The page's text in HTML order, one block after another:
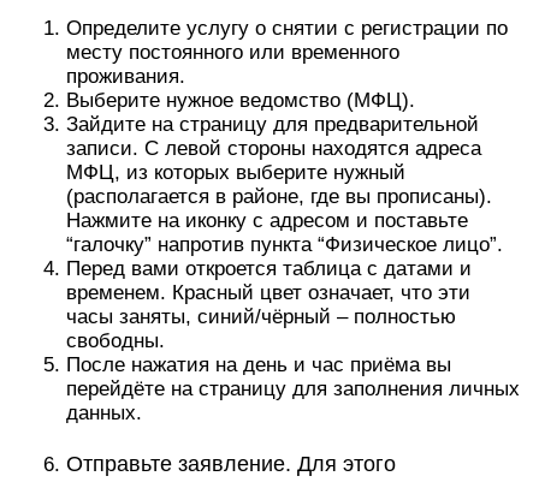
Определите услугу о снятии с регистрации по
месту постоянного или временного
проживания.
Выберите нужное ведомство (МФЦ).
Зайдите на страницу для предварительной
записи. С левой стороны находятся адреса
МФЦ, из которых выберите нужный
(располагается в районе, где вы прописаны).
Нажмите на иконку с адресом и поставьте
“галочку” напротив пункта “Физическое лицо”.
Перед вами откроется таблица с датами и
временем. Красный цвет означает, что эти
часы заняты, синий/чёрный – полностью
свободны.
После нажатия на день и час приёма вы
перейдёте на страницу для заполнения личных
данных.
Отправьте заявление. Для этого